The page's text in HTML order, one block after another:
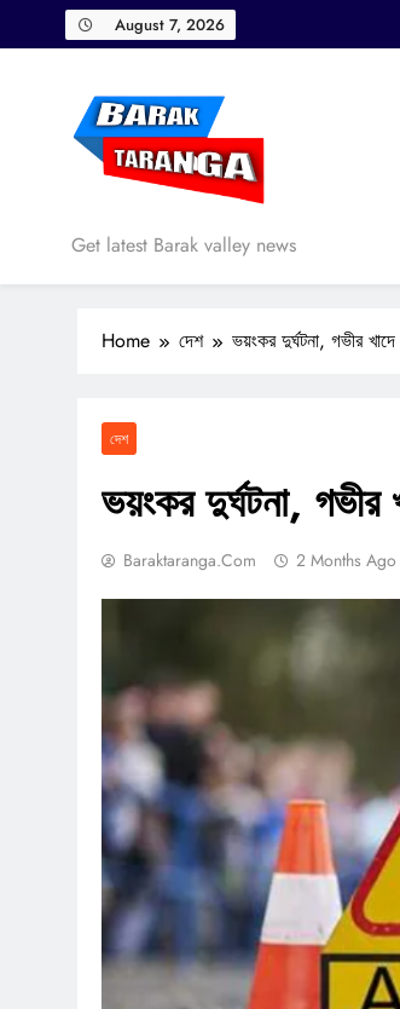
to
August 7, 2026
Barak Taranga
Get latest Barak valley news
Home দেশ ভয়ংকর দুর্ঘটনা, গভীর
দেশ
ভয়ংকর দুর্ঘটনা,
Baraktaranga.com 2 Months Ago